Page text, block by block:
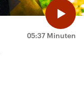
05:37 Minuten